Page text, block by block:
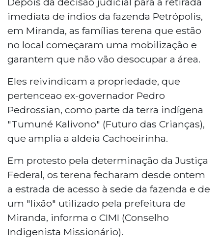
imediata de índios da fazenda Petrópolis,
em Miranda, as famílias terena que estão
no local começaram uma mobilização e
garantem que não vão desocupar a área.
Eles reivindicam a propriedade, que
pertenceao ex-governador Pedro
Pedrossian, como parte da terra indígena
"Tumuné Kalivono" (Futuro das Crianças),
que amplia a aldeia Cachoeirinha.
Em protesto pela determinação da Justiça
Federal, os terena fecharam desde ontem
a estrada de acesso à sede da fazenda e de
um "lixão" utilizado pela prefeitura de
Miranda, informa o CIMI (Conselho
Indigenista Missionário).